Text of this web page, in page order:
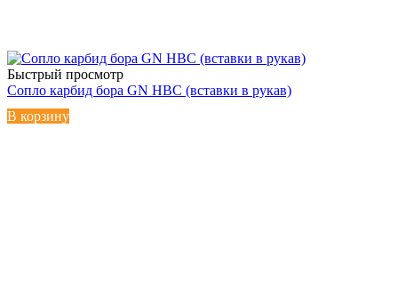
Быстрый просмотр
Сопло карбид бора GN HBC (вставки в рукав)
В корзину